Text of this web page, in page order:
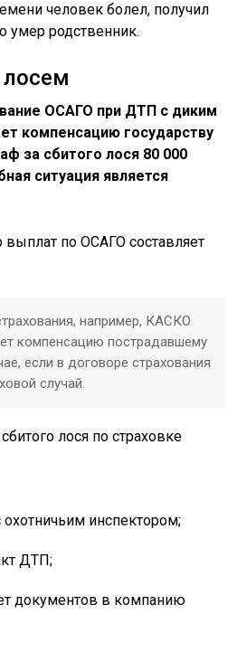
человек болел, получил
умер родственник.
ОСАГО при ДТП с диким
компенсацию государству
за сбитого лося 80 000
ситуация является
по ОСАГО составляет
например, КАСКО
компенсацию пострадавшему
если в договоре страхования
случай.
лося по страховке
инспектором;
ДТП;
документов в компанию